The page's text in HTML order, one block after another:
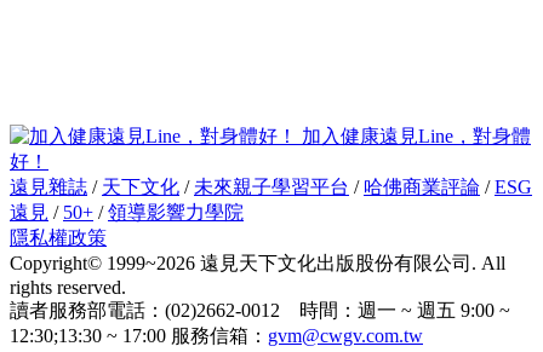
加入健康遠見Line，對身體
好！
遠見雜誌 / 天下文化 / 未來親子學習平台 / 哈佛商業評論 /ESG
遠見 / 50+ /領導影響力學院
隱私權政策
Copyright© 1999~2026 遠見天下文化出版股份有限公司. All
rights reserved.
讀者服務部電話：(02)2662-0012 時間：週一 ~ 週五 9:00 ~
12:30;13:30 ~ 17:00 服務信箱： gvm@cwgv.com.tw